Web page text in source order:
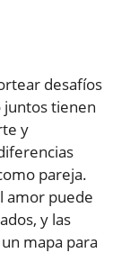
desafíos
juntos tienen
y
pareja.
amor puede
y las
mapa para